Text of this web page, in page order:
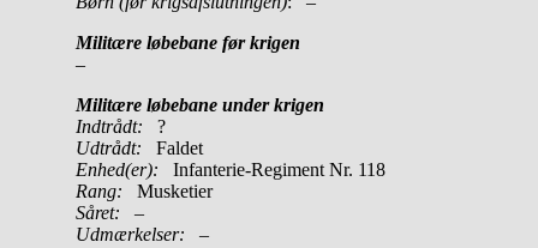
Militære løbebane før krigen
–
Militære løbebane under krigen
Indtrådt: ?
Udtrådt: Faldet
Enhed(er):
Infanterie-Regiment Nr. 118
Rang:
Musketier
Såret: –
Udmærkelser: –